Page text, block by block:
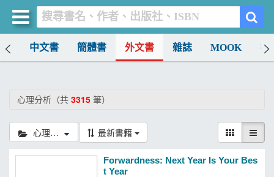
中文書 簡體書 外文書 雜誌 MOOK 找
心理分析（共 3315 筆）
心理分析 最新書籍
Forwardness: Next Year Is Your Bes
t Year
買書網
書店暢銷榜